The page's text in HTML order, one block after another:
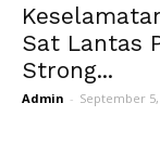
Sat Lantas
Strong...
Admin - September 5,